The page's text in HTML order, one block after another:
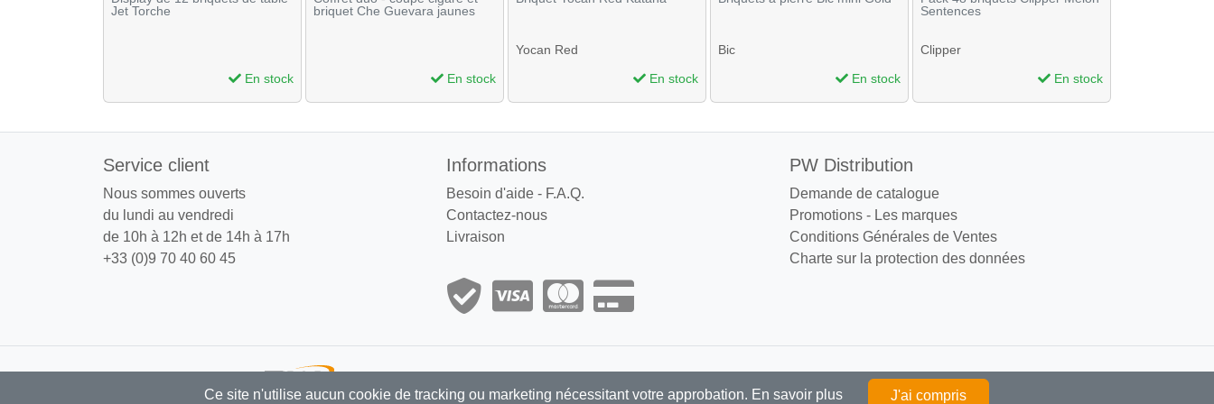
Jet Torche
En stock
briquet Che Guevara jaunes
En stock
Yocan Red
En stock
Bic
En stock
Sentences
Clipper
En stock
Service client
Nous sommes ouverts
du lundi au vendredi
de 10h à 12h et de 14h à 17h
+33 (0)9 70 40 60 45
Informations
Besoin d'aide - F.A.Q.
Contactez-nous
Livraison
PW Distribution
Demande de catalogue
Promotions - Les marques
Conditions Générales de Ventes
Charte sur la protection des données
PW Distribution : Grossiste, distributeur articles fumeurs exclusivement réservé aux professionnels
Ce site n'utilise aucun cookie de tracking ou marketing nécessitant votre approbation. En savoir plus J'ai compris